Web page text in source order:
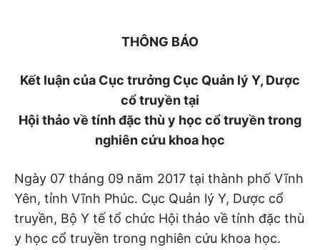
THÔNG BÁO
Kết luận của Cục trưởng Cục Quản lý Y, Dược
cổ truyền tại
Hội thảo về tính đặc thù y học cổ truyền trong
nghiên cứu khoa học
Ngày 07 tháng 09 năm 2017 tại thành phố Vĩnh
Yên, tỉnh Vĩnh Phúc. Cục Quản lý Y, Dược cổ
truyền, Bộ Y tế tổ chức Hội thảo về tính đặc thù
y học cổ truyền trong nghiên cứu khoa học.